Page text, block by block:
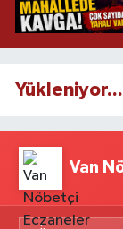
Yükleniyor...
Van